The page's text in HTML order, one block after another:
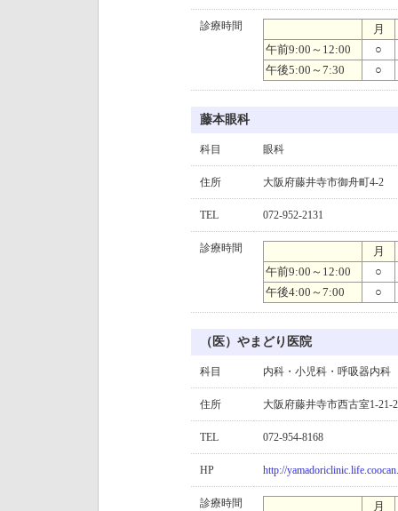
診療時間
月
午前9:00～12:00
○
午後5:00～7:30
○
藤本眼科
科目 眼科
住所 大阪府藤井寺市御舟町4-2
TEL 072-952-2131
診療時間
月
午前9:00～12:00
○
午後4:00～7:00
○
（医）やまどり医院
科目 内科・小児科・呼吸器内科
住所 大阪府藤井寺市西古室1-21-
TEL 072-954-8168
HP http://
診療時間 月